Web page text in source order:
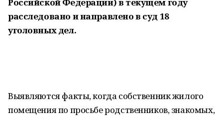
расследовано и направлено в суд 18
уголовных дел.
Выявляются факты, когда собственник жилого
помещения по просьбе родственников, знакомых,